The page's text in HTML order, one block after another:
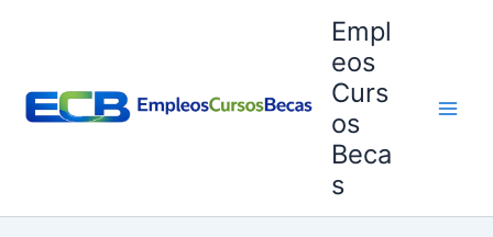
Empl
eos
Curs
os
Beca
s